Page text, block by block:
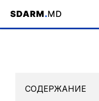
Начало / Библиотека /
СОДЕРЖАНИЕ